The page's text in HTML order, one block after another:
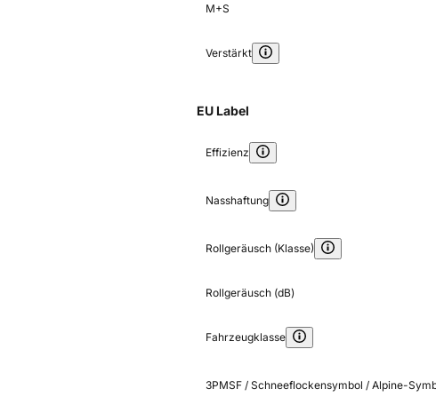
M+S
Verstärkt
EU Label
Effizienz
Nasshaftung
Rollgeräusch (Klasse)
Rollgeräusch (dB)
Fahrzeugklasse
3PMSF / Schneeflockensymbol / Alpine-